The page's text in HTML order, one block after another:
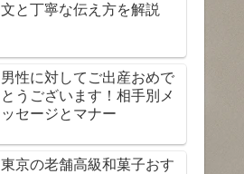
文と丁寧な伝え方を解説
男性に対してご出産おめで
とうございます！相手別メ
ッセージとマナー
東京の老舗高級和菓子おす